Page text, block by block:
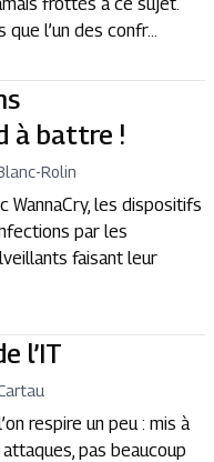
l’un des confr...
à battre !
Rolin
WannaCry, les dispositifs
par les
faisant leur
l’IT
respire un peu : mis à
pas beaucoup